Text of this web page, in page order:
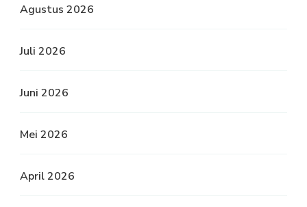
Agustus 2026
Juli 2026
Juni 2026
Mei 2026
April 2026